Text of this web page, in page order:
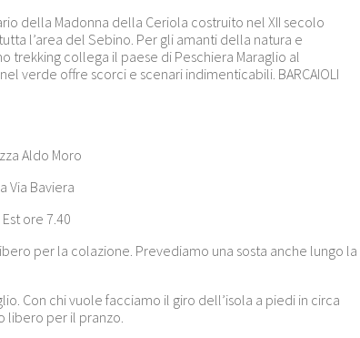
della Madonna della Ceriola costruito nel XII secolo
l’area del Sebino. Per gli amanti della natura e
trekking collega il paese di Peschiera Maraglio al
verde offre scorci e scenari indimenticabili. BARCAIOLI
Aldo Moro
Via Baviera
ore 7.40
per la colazione. Prevediamo una sosta anche lungo la
Con chi vuole facciamo il giro dell’isola a piedi in circa
libero per il pranzo.